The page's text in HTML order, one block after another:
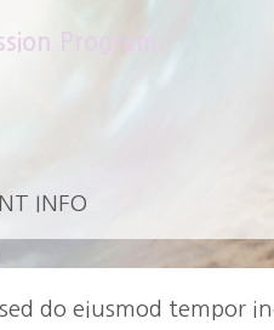
Program
INFO
do eiusmod tempor